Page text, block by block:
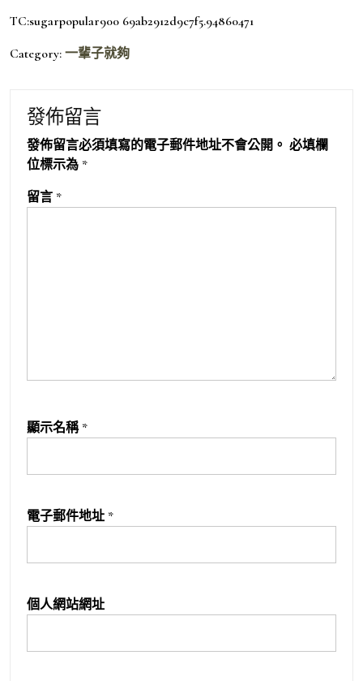
TC:sugarpopular900 69ab2912d9c7f5.94860471
Category: 一輩子就夠
發佈留言
發佈留言必須填寫的電子郵件地址不會公開。 必填欄
位標示為 *
留言 *
顯示名稱 *
電子郵件地址 *
個人網站網址